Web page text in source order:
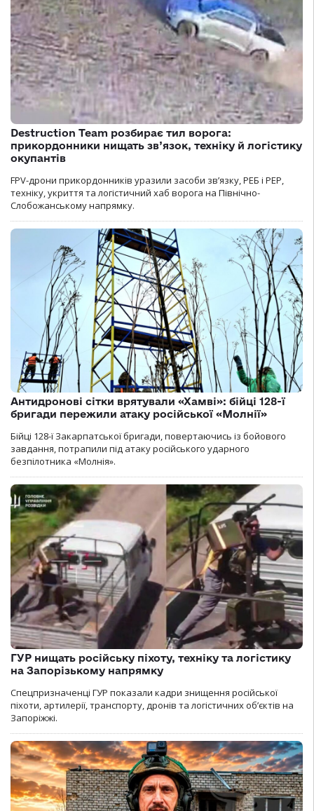
Destruction Team розбирає тил ворога:
прикордонники нищать зв’язок, техніку й логістику
окупантів
FPV-дрони прикордонників уразили засоби зв’язку, РЕБ і РЕР,
техніку, укриття та логістичний хаб ворога на Північно-
Слобожанському напрямку.
Антидронові сітки врятували «Хамві»: бійці 128-ї
бригади пережили атаку російської «Молнії»
Бійці 128-ї Закарпатської бригади, повертаючись із бойового
завдання, потрапили під атаку російського ударного
безпілотника «Молнія».
ГУР нищать російську піхоту, техніку та логістику
на Запорізькому напрямку
Спецпризначенці ГУР показали кадри знищення російської
піхоти, артилерії, транспорту, дронів та логістичних об’єктів на
Запоріжжі.